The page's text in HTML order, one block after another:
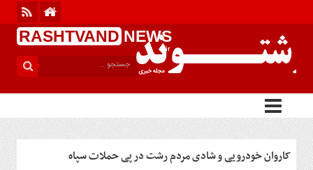
RASHTVAND NEWS
.ir
منوی
بالا
آخرین
روز
اجتماعی
گیلان
کاروان خودرویی و شادی مردم رشت در پی حملات سپاه